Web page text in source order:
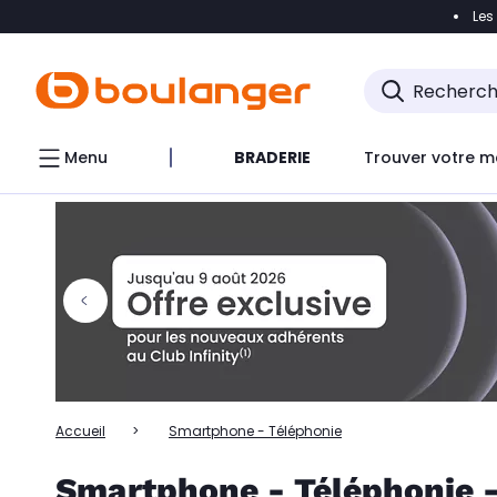
Accéder
Accéder directement au chatbot
Menu BRADERIE Trouver votre
Accueil Smartphone - Téléphonie